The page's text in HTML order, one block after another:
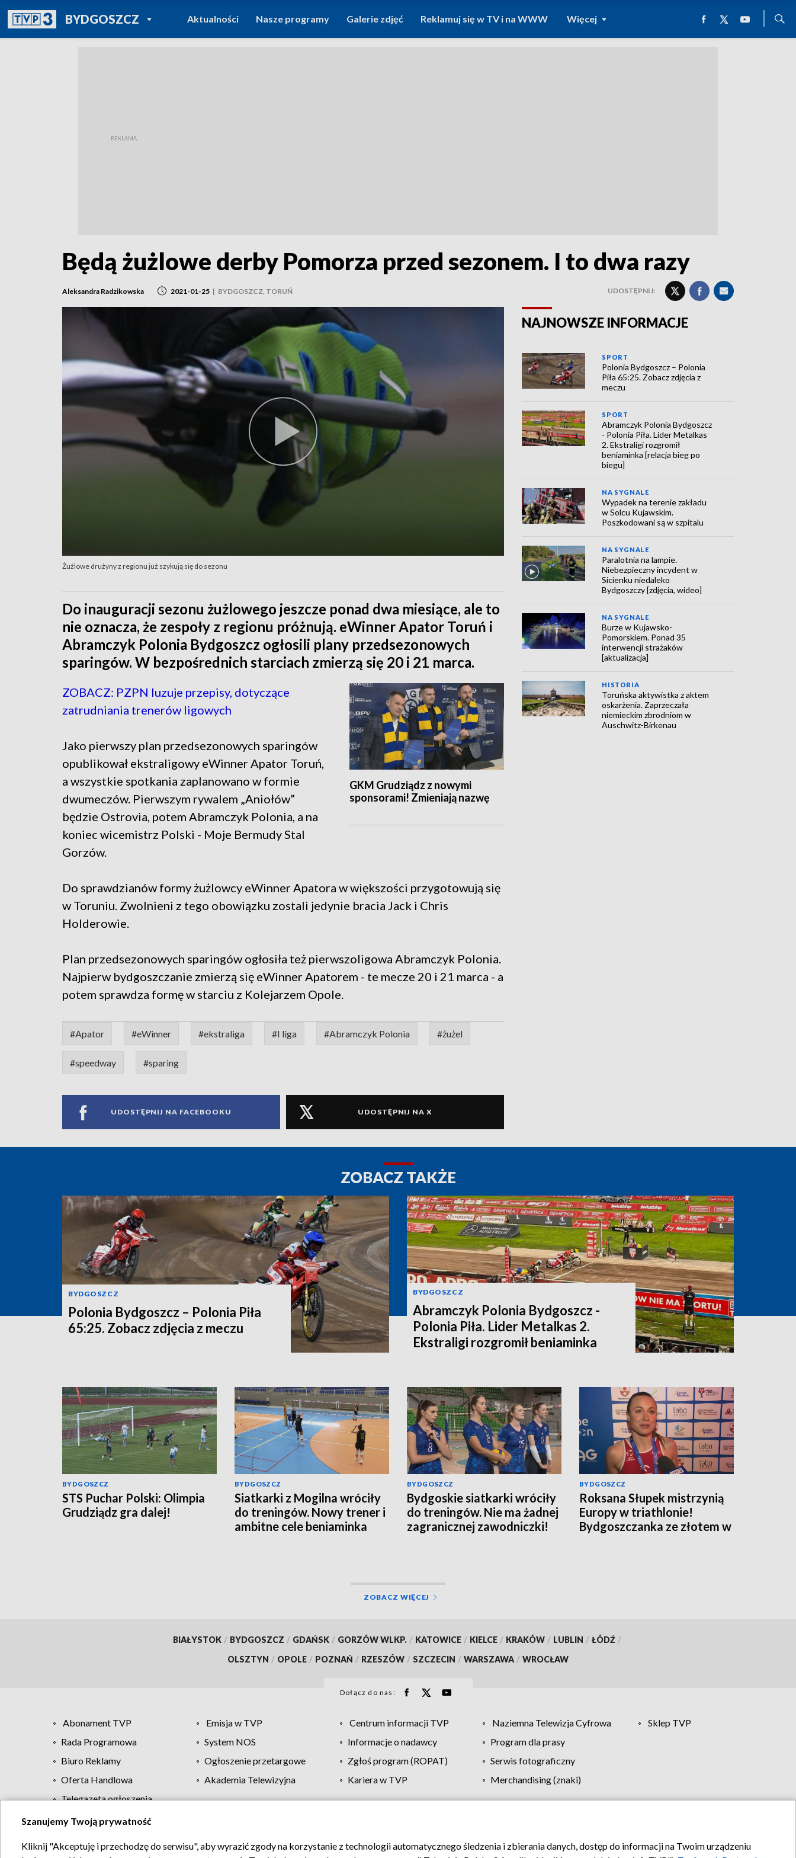
BYDGOSZCZPOWRÓT DO
TVP REGIONY
Aktualności Nasze programy Galerie zdjęć Reklamuj się w TV i na WWW Więcej
Będą żużlowe derby Pomorza przed sezonem. I to dwa razy
Aleksandra Radzikowska 2021-01-25 | BYDGOSZCZ, TORUŃ UDOSTĘPNIJ:
Żużlowe drużyny z regionu już szykują się do sezonu
Do inauguracji sezonu żużlowego jeszcze ponad dwa miesiące, ale to
nie oznacza, że zespoły z regionu próżnują. eWinner Apator Toruń i
Abramczyk Polonia Bydgoszcz ogłosili plany przedsezonowych
sparingów. W bezpośrednich starciach zmierzą się 20 i 21 marca.
GKM Grudziądz z nowymi
sponsorami! Zmieniają nazwę
ZOBACZ: PZPN luzuje przepisy, dotyczące
zatrudniania trenerów ligowych
Jako pierwszy plan przedsezonowych sparingów
opublikował ekstraligowy eWinner Apator Toruń,
a wszystkie spotkania zaplanowano w formie
dwumeczów. Pierwszym rywalem „Aniołów”
będzie Ostrovia, potem Abramczyk Polonia, a na
koniec wicemistrz Polski - Moje Bermudy Stal
Gorzów.
Do sprawdzianów formy żużlowcy eWinner Apatora w większości przygotowują się
w Toruniu. Zwolnieni z tego obowiązku zostali jedynie bracia Jack i Chris
Holderowie.
Plan przedsezonowych sparingów ogłosiła też pierwszoligowa Abramczyk Polonia.
Najpierw bydgoszczanie zmierzą się eWinner Apatorem - te mecze 20 i 21 marca - a
potem sprawdza formę w starciu z Kolejarzem Opole.
#Apator #eWinner #ekstraliga #I liga #Abramczyk Polonia #żużel
#speedway #sparing
UDOSTĘPNIJ NA FACEBOOKU UDOSTĘPNIJ NA X
NAJNOWSZE INFORMACJE
SPORT
Polonia Bydgoszcz – Polonia
Piła 65:25. Zobacz zdjęcia z
meczu
SPORT
Abramczyk Polonia Bydgoszcz
- Polonia Piła. Lider Metalkas
2. Ekstraligi rozgromił
beniaminka [relacja bieg po
biegu]
NA SYGNALE
Wypadek na terenie zakładu
w Solcu Kujawskim.
Poszkodowani są w szpitalu
NA SYGNALE
Paralotnia na lampie.
Niebezpieczny incydent w
Sicienku niedaleko
Bydgoszczy [zdjęcia, wideo]
NA SYGNALE
Burze w Kujawsko-
Pomorskiem. Ponad 35
interwencji strażaków
[aktualizacja]
HISTORIA
Toruńska aktywistka z aktem
oskarżenia. Zaprzeczała
niemieckim zbrodniom w
Auschwitz-Birkenau
ZOBACZ TAKŻE
BYDGOSZCZ
Polonia Bydgoszcz – Polonia Piła
65:25. Zobacz zdjęcia z meczu
BYDGOSZCZ
Abramczyk Polonia Bydgoszcz -
Polonia Piła. Lider Metalkas 2.
Ekstraligi rozgromił beniaminka
BYDGOSZCZ
STS Puchar Polski: Olimpia
Grudziądz gra dalej!
BYDGOSZCZ
Siatkarki z Mogilna wróciły
do treningów. Nowy trener i
ambitne cele beniaminka
BYDGOSZCZ
Bydgoskie siatkarki wróciły
do treningów. Nie ma żadnej
zagranicznej zawodniczki!
BYDGOSZCZ
Roksana Słupek mistrzynią
Europy w triathlonie!
Bydgoszczanka ze złotem w
ZOBACZ WIĘCEJ
BIAŁYSTOK / BYDGOSZCZ / GDAŃSK / GORZÓW WLKP. / KATOWICE / KIELCE / KRAKÓW / LUBLIN / ŁÓDŹ /
OLSZTYN / OPOLE / POZNAŃ / RZESZÓW / SZCZECIN / WARSZAWA / WROCŁAW
Dołącz do nas:
Abonament TVP Emisja w TVP Centrum informacji TVP Naziemna Telewizja Cyfrowa
Sklep TVP
Rada Programowa
System NOS Informacje o nadawcy
Program dla prasy
Biuro Reklamy
Ogłoszenie przetargowe Zgłoś program (ROPAT)
Serwis fotograficzny
Oferta Handlowa
Akademia Telewizyjna Kariera w TVP
Merchandising (znaki)
Telegazeta ogłoszenia
Regulamin TVP Polityka prywatności Moje zgody Pomoc Biuro reklamy Kontakt
Szanujemy Twoją prywatność
Kliknij "Akceptuję i przechodzę do serwisu", aby wyrazić zgody na korzystanie z technologii automatycznego śledzenia i zbierania danych, dostęp do informacji na Twoim urządzeniu